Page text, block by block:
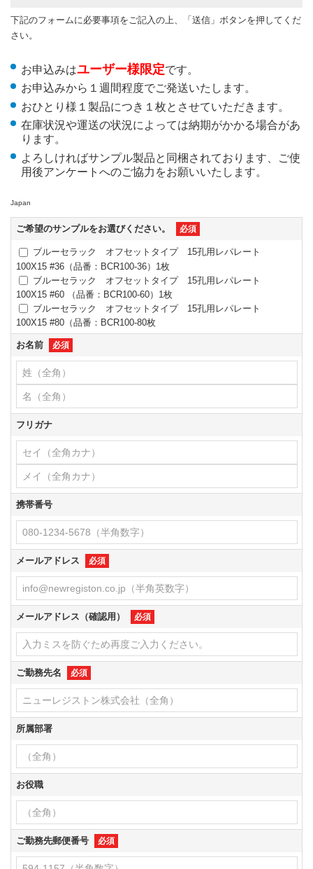
下記のフォームに必要事項をご記入の上、「送信」ボタンを押してくだ
さい。
お申込みはユーザー様限定です。
お申込みから１週間程度でご発送いたします。
おひとり様１製品につき１枚とさせていただきます。
在庫状況や運送の状況によっては納期がかかる場合があ
ります。
よろしければサンプル製品と同梱されております、ご使
用後アンケートへのご協力をお願いいたします。
Japan
ご希望のサンプルをお選びください。 必須
ブルーセラック オフセットタイプ 15孔用レパレート
100X15 #36（品番：BCR100-36）1枚
ブルーセラック オフセットタイプ 15孔用レパレート
100X15 #60 （品番：BCR100-60）1枚
ブルーセラック オフセットタイプ 15孔用レパレート
100X15 #80（品番：BCR100-80枚
お名前 必須
フリガナ
携帯番号
メールアドレス 必須
メールアドレス（確認用） 必須
ご勤務先名 必須
所属部署
お役職
ご勤務先郵便番号 必須